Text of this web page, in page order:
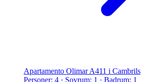
Apartamento Olimar A411 i Cambrils
Personer: 4 · Sovrum: 1 · Badrum: 1